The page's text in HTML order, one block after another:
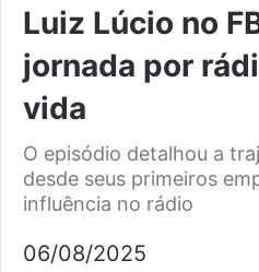
Luiz Lúcio no
jornada por
vida
O episódio detalhou a
desde seus primeiros
influência no rádio
06/08/2025